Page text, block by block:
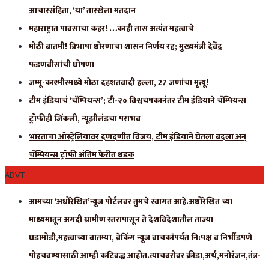
आचारसंहिता, ‘या’ तारखेला मतदान
महाराष्ट्रात पावसाचा कहर! …काही तास अत्यंत महत्वाचे
मोठी बातमी! त्रिभाषा धोरणाचा शासन निर्णय रद्द; मुख्यमंत्री देवेंद्र
फडणवीसांची घोषणा
जम्मू-काश्मीरमध्ये मोठा दहशतवादी हल्ला, 27 जणांचा मृत्यू!
टीम इंडियाचं ‘चॅम्पियन्स’; टी-२० विश्वचषकानंतर टीम इंडियाने चॅम्पियन्स
ट्रॉफीही जिंकली, न्यूझीलंडचा पराभव
भारताचा ऑस्ट्रेलियावर दणदणीत विजय, टीम इंडियाने घेतला बदला अन्
चॅम्पियन्स ट्रॉफी अंतिम फेरीत धडक
ADVT
आमच्या ‘अधोरेखित’न्यूज पोर्टलवर तुमचे स्वागत आहे.अधोरेखित च्या
माध्यमातून अगदी ग्रामीण स्तरापासून ते देशविदेशातील ताज्या
घडामोडी,महत्त्वाच्या बातम्या, ब्रेकिंग न्यूज वाचकांपर्यंत नि:पक्ष व निर्भीडपणे
पोहचवण्यासाठी आम्ही कटिबद्ध आहोत.त्याचबरोबर क्रीडा,अर्थ,मनोरंजन,तंत्र-